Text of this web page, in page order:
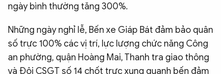
ngày bình thường tăng 300%.
Những ngày nghỉ lễ, Bến xe Giáp Bát đảm bảo quân
số trực 100% các vị trí, lực lượng chức năng Công
an phường, quận Hoàng Mai, Thanh tra giao thông
và Đội CSGT số 14 chốt trực xung quanh bến đảm